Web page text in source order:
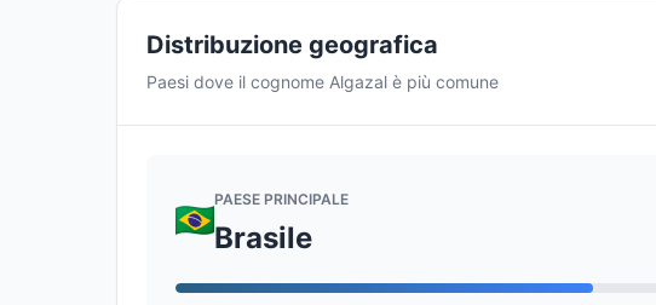
Distribuzione geografica
Paesi dove il cognome Algazal è più comune
PAESE PRINCIPALE
Brasile